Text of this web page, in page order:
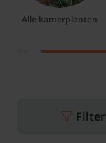
Alle kamerplanten
Filter